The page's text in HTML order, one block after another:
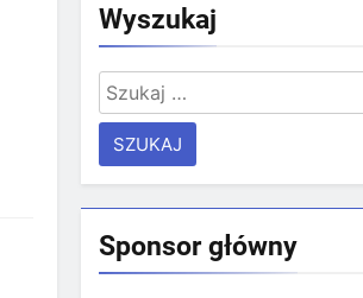
Wyszukaj
Szukaj:
Sponsor główny